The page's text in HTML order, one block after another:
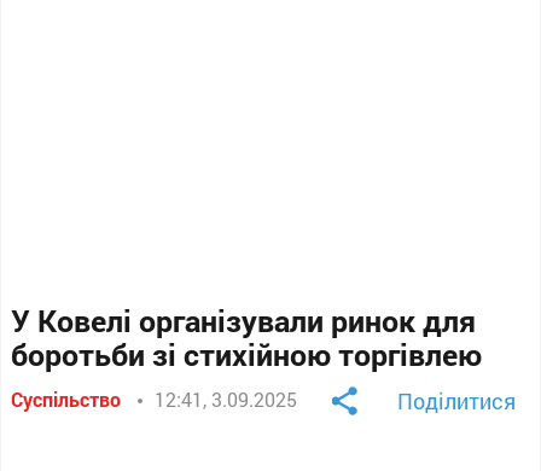
У Ковелі організували ринок для
боротьби зі стихійною торгівлею
Суспільство 12:41, 3.09.2025 Поділитися